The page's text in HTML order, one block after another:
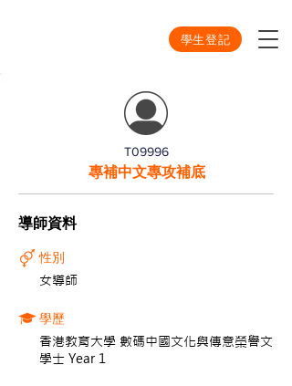
學生登記
T09996
專補中文專攻補底
導師資料
性別
女導師
學歷
香港教育大學 數碼中國文化與傳意榮譽文
學士 Year 1